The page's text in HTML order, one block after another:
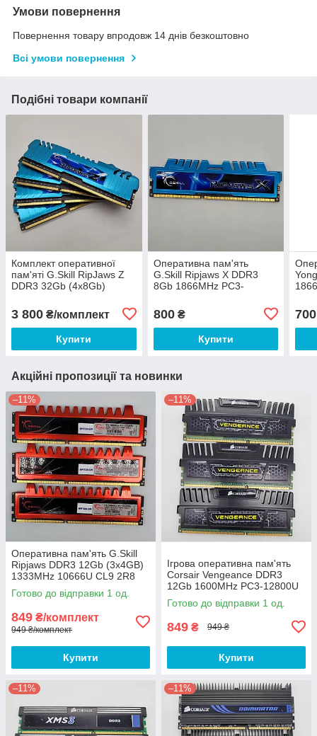
Умови повернення
Повернення товару впродовж 14 днів безкоштовно
Всі умови повернення
Подібні товари компанії
Комплект оперативної
пам'яті G.Skill RipJaws Z
DDR3 32Gb (4x8Gb)
2R8 CL10 (F3-1866C10Q-
32GZM) Б/В
3 800 ₴/комплект
Купити
Оперативна пам'ять
G.Skill Ripjaws X DDR3
8Gb 1866MHz PC3-
1866C9D-16GXM) Б/В
800₴
Купити
В
700
Акційні пропозиції та новинки
–11%
Оперативна пам'ять G.Skill
Ripjaws DDR3 12Gb (3x4GB)
1333MHz 10666U CL9 2R8
(F3-10666CL9T-12GBRL) Б/В
Готово до відправки 1 од.
849 ₴/комплект
949 ₴/комплект
Купити
–11%
Ігрова оперативна пам'ять
Corsair Vengeance DDR3
12Gb 1600MHz PC3-12800U
1R8/2R8 CL9
(CMZ12GX3M3A1600C9) Б/В
Готово до відправки 1 од.
849 ₴ 949 ₴
Купити
–11% –11%